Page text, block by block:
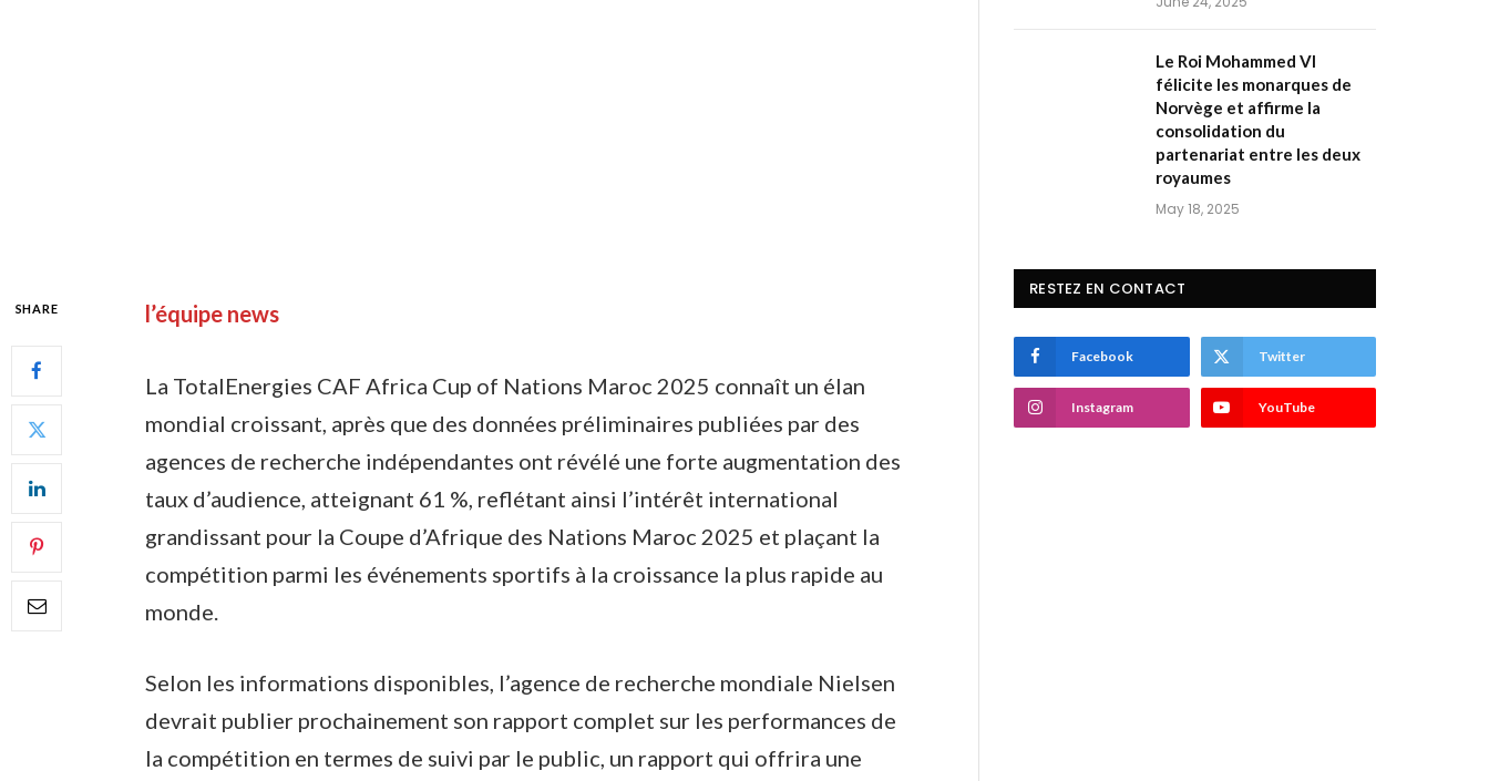
SHARE l’équipe news
La TotalEnergies CAF Africa Cup of Nations Maroc 2025 connaît un élan
mondial croissant, après que des données préliminaires publiées par des
agences de recherche indépendantes ont révélé une forte augmentation des
taux d’audience, atteignant 61 %, reflétant ainsi l’intérêt international
grandissant pour la Coupe d’Afrique des Nations Maroc 2025 et plaçant la
compétition parmi les événements sportifs à la croissance la plus rapide au
monde.
Selon les informations disponibles, l’agence de recherche mondiale Nielsen
devrait publier prochainement son rapport complet sur les performances de
la compétition en termes de suivi par le public, un rapport qui offrira une
Le Roi Mohammed VI
félicite les monarques de
Norvège et affirme la
consolidation du
partenariat entre les deux
royaumes
May 18, 2025
RESTEZ EN CONTACT
Facebook Twitter
Instagram YouTube